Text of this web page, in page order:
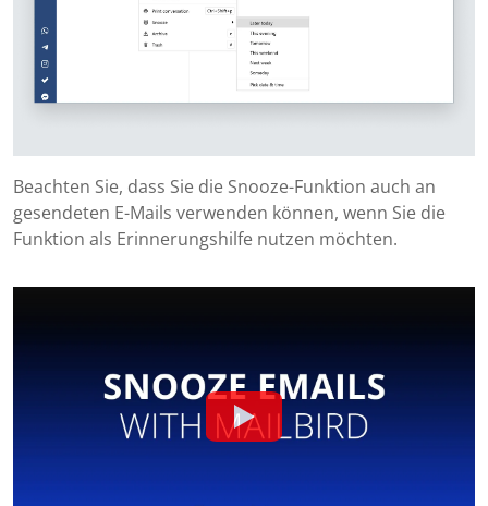
Beachten Sie, dass Sie die Snooze-Funktion auch an
gesendeten E-Mails verwenden können, wenn Sie die
Funktion als Erinnerungshilfe nutzen möchten.